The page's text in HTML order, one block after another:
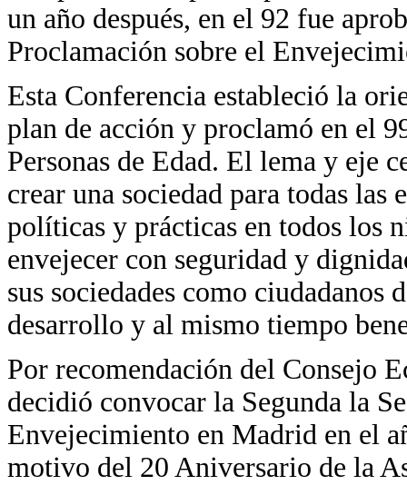
un año después, en el 92 fue
Proclamación sobre el
Esta Conferencia estableció la
plan de acción y proclamó en el
Personas de Edad. El lema y eje
crear una sociedad para todas las
políticas y prácticas en todos los
envejecer con seguridad y
sus sociedades como
desarrollo y al mismo tiempo
Por recomendación del Consejo
decidió convocar la Segunda la
Envejecimiento en Madrid en el
motivo del 20 Aniversario de la